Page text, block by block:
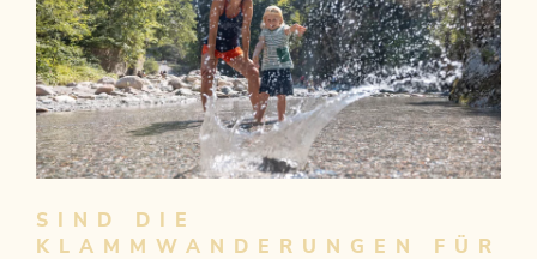
SIND DIE
KLAMMWANDERUNGEN FÜR